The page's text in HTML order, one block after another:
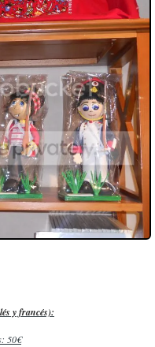
y francés):
50€